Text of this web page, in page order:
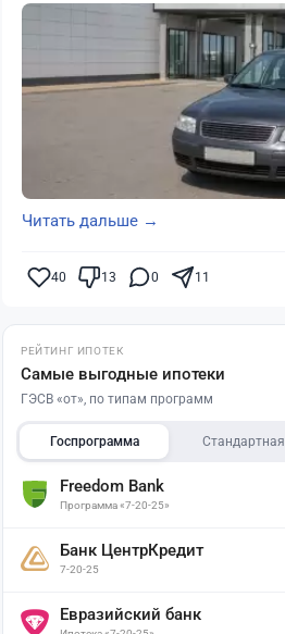
Читать дальше →
40 13 0 11
РЕЙТИНГ ИПОТЕК
Самые выгодные ипотеки
ГЭСВ «от», по типам программ
Госпрограмма Стандартная
Freedom Bank
Программа «7-20-25»
Банк ЦентрКредит
7-20-25
Евразийский банк